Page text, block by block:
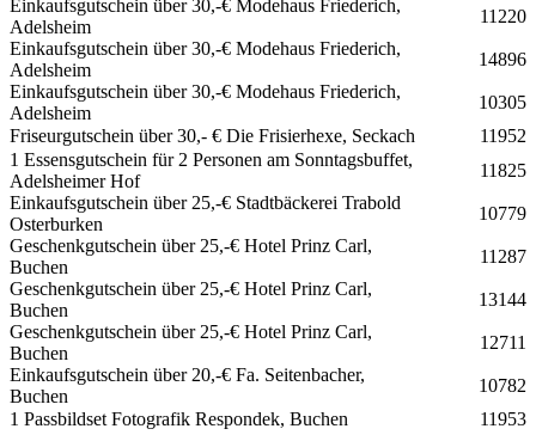
Einkaufsgutschein über 30,-€ Modehaus Friederich,
Adelsheim
11220
Einkaufsgutschein über 30,-€ Modehaus Friederich,
Adelsheim
14896
Einkaufsgutschein über 30,-€ Modehaus Friederich,
Adelsheim
10305
Friseurgutschein über 30,- € Die Frisierhexe, Seckach
11952
1 Essensgutschein für 2 Personen am Sonntagsbuffet,
Adelsheimer Hof
11825
Einkaufsgutschein über 25,-€ Stadtbäckerei Trabold
Osterburken
10779
Geschenkgutschein über 25,-€ Hotel Prinz Carl,
Buchen
11287
Geschenkgutschein über 25,-€ Hotel Prinz Carl,
Buchen
13144
Geschenkgutschein über 25,-€ Hotel Prinz Carl,
Buchen
12711
Einkaufsgutschein über 20,-€ Fa. Seitenbacher,
Buchen
10782
1 Passbildset Fotografik Respondek, Buchen
11953